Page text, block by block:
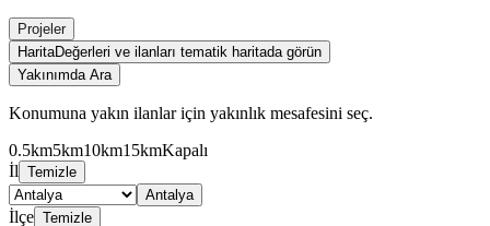
Projeler
HaritaDeğerleri ve ilanları tematik haritada görün
Yakınımda Ara
Konumuna yakın ilanlar için yakınlık mesafesini seç.
0.5km5km10km15kmKapalı
İl Temizle
Antalya
İlçe Temizle